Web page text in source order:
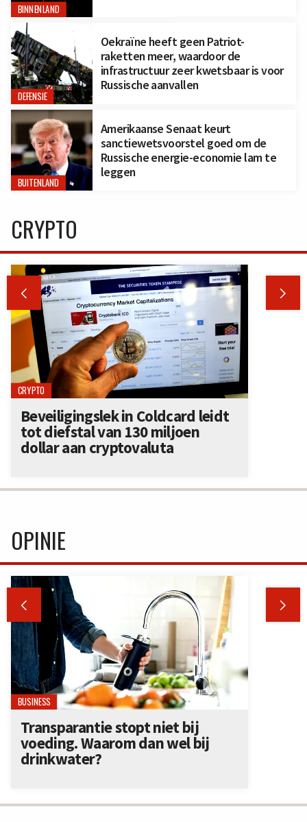
BINNENLAND
DEFENSIE
Oekraïne heeft geen Patriot-
raketten meer, waardoor de
infrastructuur zeer kwetsbaar is voor
Russische aanvallen
BUITENLAND
Amerikaanse Senaat keurt
sanctiewetsvoorstel goed om de
Russische energie-economie lam te
leggen
CRYPTO
 
CRYPTO
Beveiligingslek in Coldcard leidt
tot diefstal van 130 miljoen
dollar aan cryptovaluta
OPINIE
 
BUSINESS
Transparantie stopt niet bij
voeding. Waarom dan wel bij
drinkwater?